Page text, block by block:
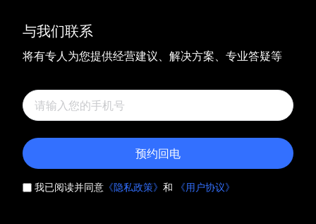
与我们联系
将有专人为您提供经营建议、解决方案、专业答疑等
预约回电
我已阅读并同意 《隐私政策》 和 《用户协议》